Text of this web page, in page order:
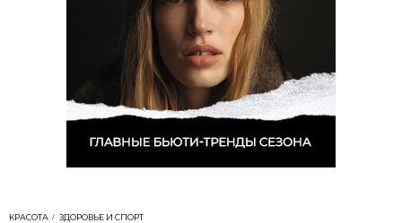
КРАСОТА
ЗДОРОВЬЕ И СПОРТ